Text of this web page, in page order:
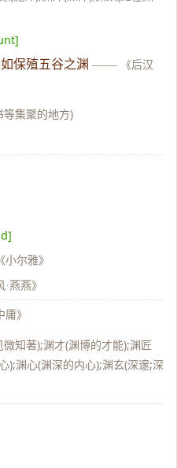
保殖五谷之渊 ——
《后汉
等集聚的地方)
《小尔雅》
·燕燕》
庸》
知著);渊才(渊博的才能);渊匠
);渊心(渊深的内心);渊玄(深邃;深